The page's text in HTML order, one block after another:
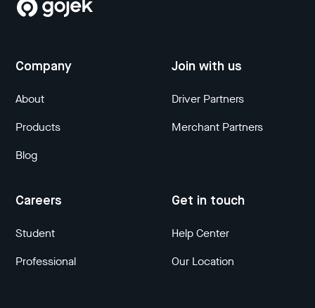
Company
About
Products
Blog
Join with us
Driver Partners
Merchant Partners
Careers
Student
Professional
Get in touch
Help Center
Our Location